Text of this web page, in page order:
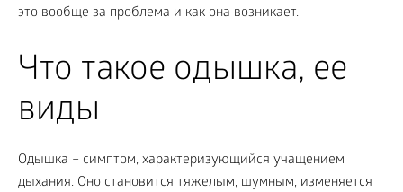
это вообще за проблема и как она возникает.
Что такое одышка, ее
виды
Одышка – симптом, характеризующийся учащением
дыхания. Оно становится тяжелым, шумным, изменяется